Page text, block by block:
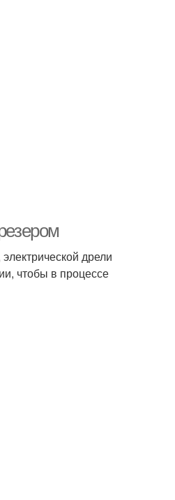
дрели
чтобы в процессе